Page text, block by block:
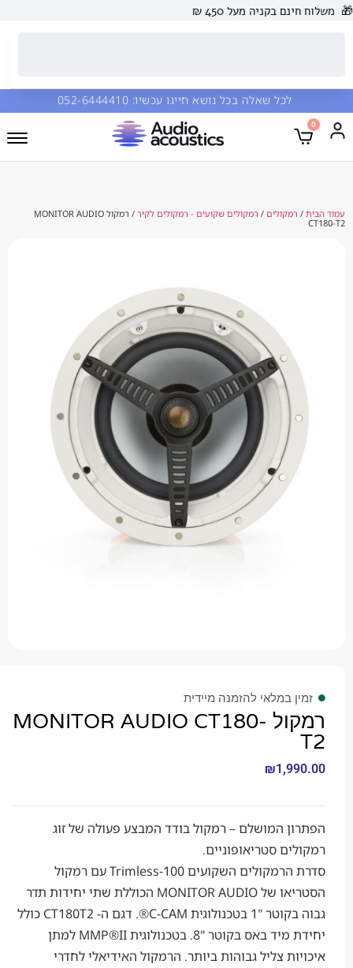
בקניה מעל 450 ₪
שאלה בכל נושא חייגו עכשיו: 052-6444410
/רמקולים שקועים - רמקולים לקיר / רמקול MONITOR AUDIO
במלאי להזמנה מיידית
רמקול MONITOR AUDIO CT180-
₪
המושלם – רמקול בודד המבצע פעולה של זוג
סטריאופוניים.
סדרת הרמקולים השקועים Trimless-100 עם רמקול
הסטריאו של MONITOR AUDIO הכוללת שתי יחידות תדר
גבוה בקוטר "1 בטכנולוגית C-CAM®. דגם ה- CT180T2 כולל
יחידת מיד באס בקוטר "8. בטכנולוגית MMP®II למתן
צליל גבוהות ביותר. הרמקול האידיאלי לחדרי